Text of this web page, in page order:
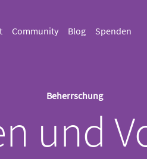
Community Blog Spenden
Beherrschung
und